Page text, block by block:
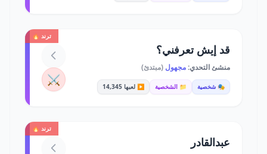
ترند 🔥
قد إيش تعرفني؟
منشئ التحدي:مجهول (مبتدئ)
🎭 شخصية 📁 الشخصية ▶️ لعبها 14,345 ⚔️
ترند 🔥
عبدالقادر